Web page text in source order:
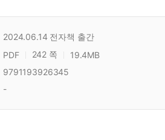
2024.06.14 전자책 출간
PDF 242 쪽 19.4MB
9791193926345
-